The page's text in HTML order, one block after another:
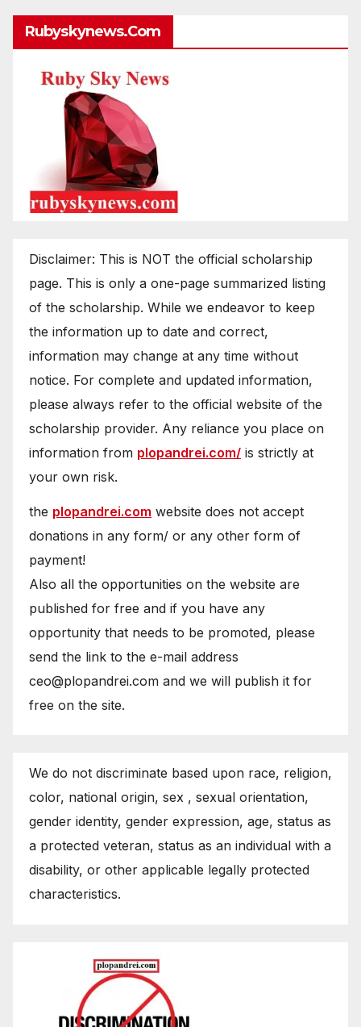
Rubyskynews.com
Disclaimer: This is NOT the official scholarship
page. This is only a one-page summarized listing
of the scholarship. While we endeavor to keep
the information up to date and correct,
information may change at any time without
notice. For complete and updated information,
please always refer to the official website of the
scholarship provider. Any reliance you place on
information from plopandrei.com/ is strictly at
your own risk.
the plopandrei.com website does not accept
donations in any form/ or any other form of
payment!
Also all the opportunities on the website are
published for free and if you have any
opportunity that needs to be promoted, please
send the link to the e-mail address
ceo@plopandrei.com and we will publish it for
free on the site.
We do not discriminate based upon race, religion,
color, national origin, sex , sexual orientation,
gender identity, gender expression, age, status as
a protected veteran, status as an individual with a
disability, or other applicable legally protected
characteristics.